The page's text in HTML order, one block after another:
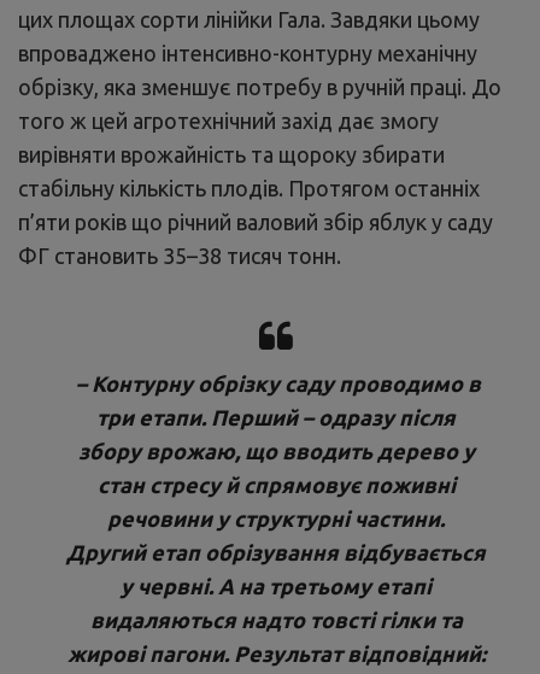
цих площах сорти лінійки Гала. Завдяки цьому
впроваджено інтенсивно-контурну механічну
обрізку, яка зменшує потребу в ручній праці. До
того ж цей агротехнічний захід дає змогу
вирівняти врожайність та щороку збирати
стабільну кількість плодів. Протягом останніх
п’яти років що річний валовий збір яблук у саду
ФГ становить 35–38 тисяч тонн.
– Контурну обрізку саду проводимо в
три етапи. Перший – одразу після
збору врожаю, що вводить дерево у
стан стресу й спрямовує поживні
речовини у структурні частини.
Другий етап обрізування відбувається
у червні. А на третьому етапі
видаляються надто товсті гілки та
жирові пагони. Результат відповідний: